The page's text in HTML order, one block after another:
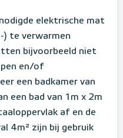
elektrische mat
te verwarmen
bijvoorbeeld niet
en/of
een badkamer van
een bad van 1m x 2m
af en de
4m² zijn bij gebruik